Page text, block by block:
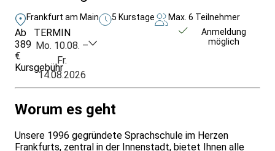
Frankfurt am Main 5 Kurstage Max. 6 Teilnehmer
Ab
389
€
Kursgebühr
TERMIN
Mo. 10.08. –
Fr.
14.08.2026
Anmeldung
möglich
Worum es geht
Unsere 1996 gegründete Sprachschule im Herzen
Frankfurts, zentral in der Innenstadt, bietet Ihnen alle